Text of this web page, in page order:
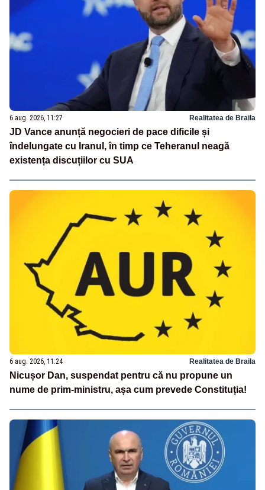
6 aug. 2026, 11:27 Realitatea de Braila
JD Vance anunță negocieri de pace dificile și
îndelungate cu Iranul, în timp ce Teheranul neagă
existența discuțiilor cu SUA
6 aug. 2026, 11:24 Realitatea de Braila
Nicușor Dan, suspendat pentru că nu propune un
nume de prim-ministru, așa cum prevede Constituția!